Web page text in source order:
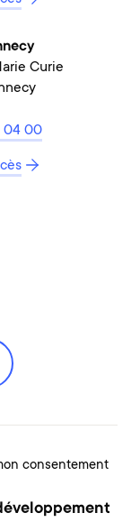
Curie
04 00
consentement